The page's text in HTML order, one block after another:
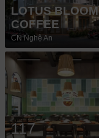
LOTUS BLOOM
COFFEE
CN Nghệ An
117